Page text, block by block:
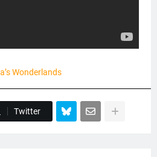
Wonderlands
Twitter